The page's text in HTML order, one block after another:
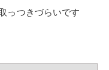
っつきづらいです